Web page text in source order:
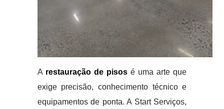
A restauração de pisosé uma arte que
exige precisão, conhecimento técnico e
equipamentos de ponta. A Start Serviços,